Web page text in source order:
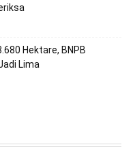
Hektare, BNPB
Lima